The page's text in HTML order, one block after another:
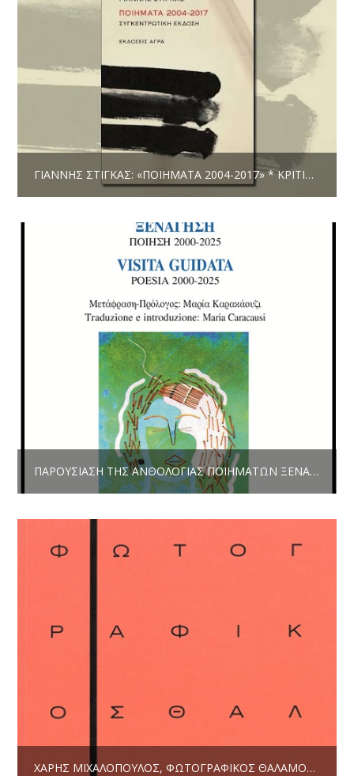
ΓΙΆΝΝΗΣ ΣΤΊΓΚΑΣ: «ΠΟΙΉΜΑΤΑ 2004-2017» * ΚΡΙΤΙΚΉ
ΠΑΡΟΥΣΊΑΣΗ ΤΗΣ ΑΝΘΟΛΟΓΊΑΣ ΠΟΙΗΜΆΤΩΝ ΞΕΝΆΓΗΣΗ ΤΗΣ ΕΛΈΝΗΣ ΑΡΤΕΜΊΟΥ-ΦΩΤΙΆΔΟΥ
ΧΆΡΗΣ ΜΙΧΑΛΌΠΟΥΛΟΣ, ΦΩΤΟΓΡΑΦΙΚΌΣ ΘΆΛΑΜΟΣ * ΚΡΙΤΙΚΉ